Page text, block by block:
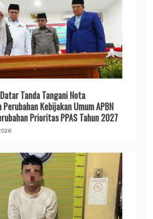
Tanda Tangani Nota
Kebijakan Umum APBN
Prioritas PPAS Tahun 2027